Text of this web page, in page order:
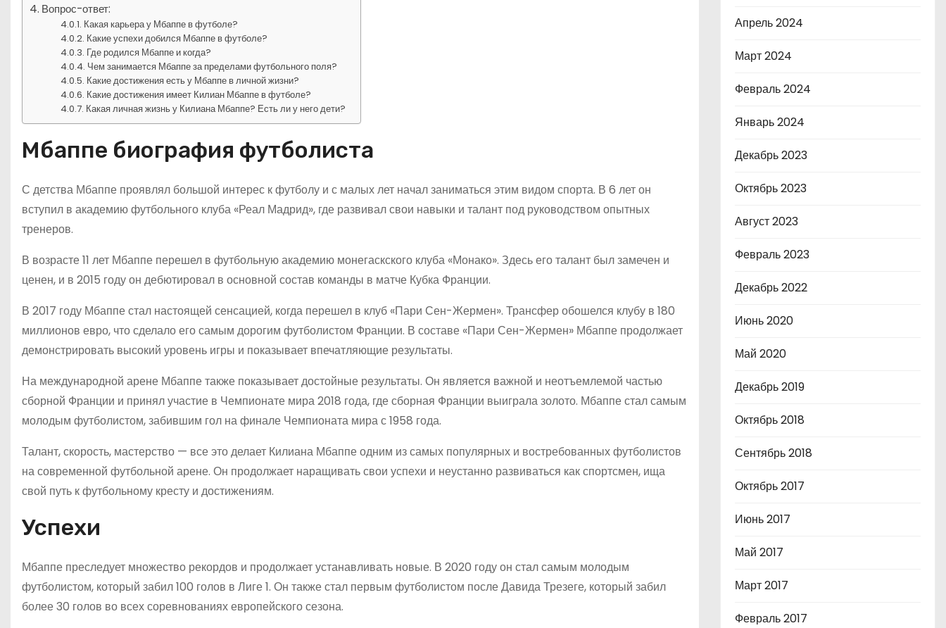
Вопрос-ответ:
Какая карьера у Мбаппе в футболе?
Какие успехи добился Мбаппе в футболе?
Где родился Мбаппе и когда?
Чем занимается Мбаппе за пределами футбольного поля?
Какие достижения есть у Мбаппе в личной жизни?
Какие достижения имеет Килиан Мбаппе в футболе?
Какая личная жизнь у Килиана Мбаппе? Есть ли у него дети?
Мбаппе биография футболиста
С детства Мбаппе проявлял большой интерес к футболу и с малых лет начал заниматься этим видом спорта. В 6 лет он
вступил в академию футбольного клуба «Реал Мадрид», где развивал свои навыки и талант под руководством опытных
тренеров.
В возрасте 11 лет Мбаппе перешел в футбольную академию монегаскского клуба «Монако». Здесь его талант был замечен и
ценен, и в 2015 году он дебютировал в основной состав команды в матче Кубка Франции.
В 2017 году Мбаппе стал настоящей сенсацией, когда перешел в клуб «Пари Сен-Жермен». Трансфер обошелся клубу в 180
миллионов евро, что сделало его самым дорогим футболистом Франции. В составе «Пари Сен-Жермен» Мбаппе продолжает
демонстрировать высокий уровень игры и показывает впечатляющие результаты.
На международной арене Мбаппе также показывает достойные результаты. Он является важной и неотъемлемой частью
сборной Франции и принял участие в Чемпионате мира 2018 года, где сборная Франции выиграла золото. Мбаппе стал самым
молодым футболистом, забившим гол на финале Чемпионата мира с 1958 года.
Талант, скорость, мастерство — все это делает Килиана Мбаппе одним из самых популярных и востребованных футболистов
на современной футбольной арене. Он продолжает наращивать свои успехи и неустанно развиваться как спортсмен, ища
свой путь к футбольному кресту и достижениям.
Успехи
Мбаппе преследует множество рекордов и продолжает устанавливать новые. В 2020 году он стал самым молодым
футболистом, который забил 100 голов в Лиге 1. Он также стал первым футболистом после Давида Трезеге, который забил
более 30 голов во всех соревнованиях европейского сезона.
Апрель 2024
Март 2024
Февраль 2024
Январь 2024
Декабрь 2023
Октябрь 2023
Август 2023
Февраль 2023
Декабрь 2022
Июнь 2020
Май 2020
Декабрь 2019
Октябрь 2018
Сентябрь 2018
Октябрь 2017
Июнь 2017
Май 2017
Март 2017
Февраль 2017